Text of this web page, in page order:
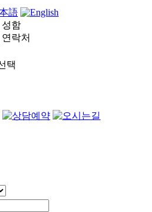
성함
연락처
택